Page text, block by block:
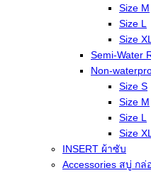
Size M
Size L
Size XL
Semi-Water
Non-
Size S
Size M
Size L
Size XL
INSERT ผ้าซับ
Accessories สบู่ กล่